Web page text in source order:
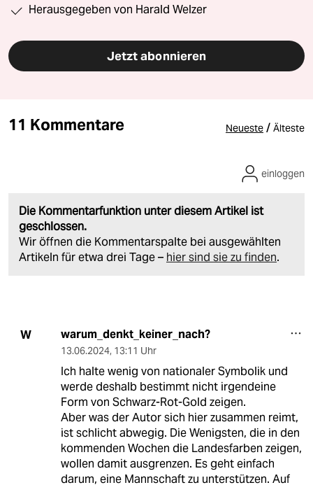
Herausgegeben von Harald Welzer
Jetzt abonnieren
11 Kommentare Neueste / Älteste
Die Kommentarfunktion unter diesem Artikel ist
geschlossen.
Wir öffnen die Kommentarspalte bei ausgewählten
Artikeln für etwa drei Tage – hier sind sie zu finden.
einloggen
W warum_denkt_keiner_nach?
13.06.2024, 13:11 Uhr
Ich halte wenig von nationaler Symbolik und
werde deshalb bestimmt nicht irgendeine
Form von Schwarz-Rot-Gold zeigen.
Aber was der Autor sich hier zusammen reimt,
ist schlicht abwegig. Die Wenigsten, die in den
kommenden Wochen die Landesfarben zeigen,
wollen damit ausgrenzen. Es geht einfach
darum, eine Mannschaft zu unterstützen. Auf